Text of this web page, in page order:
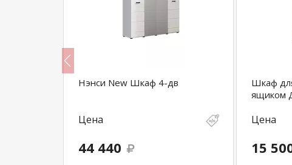
Нэнси New Шкаф 4-дв
Цена
44 440
Шкаф
ящиком
Цена
15